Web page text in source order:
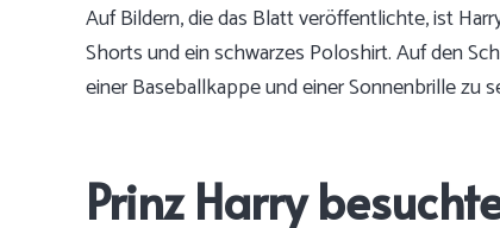
Auf Bildern, die das Blatt veröffentlichte, ist
Shorts und ein schwarzes Poloshirt. Auf den
einer Baseballkappe und einer Sonnenbrille zu
Prinz Harry